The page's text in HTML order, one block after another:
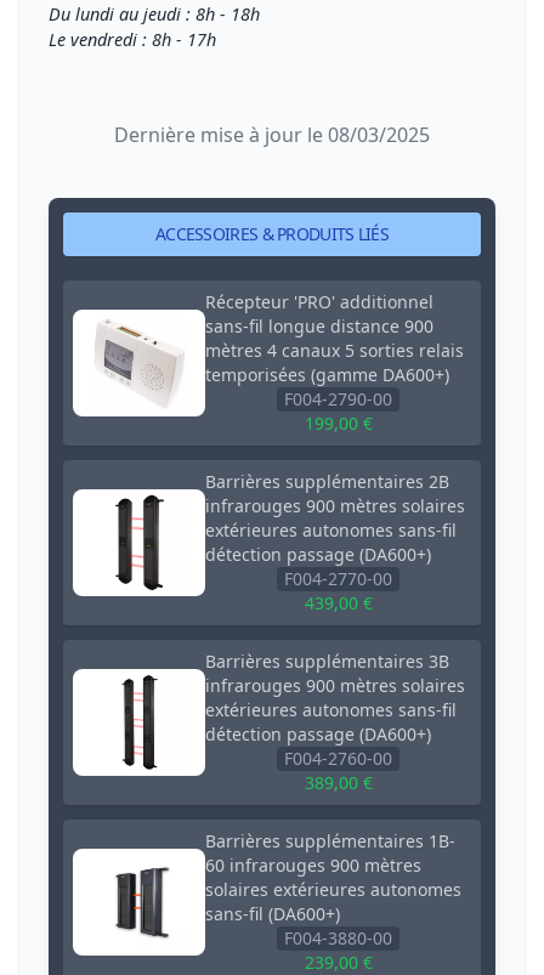
ACCESSOIRES & PRODUITS LIÉS
Récepteur 'PRO' additionnel
sans-fil longue distance 900
mètres 4 canaux 5 sorties relais
temporisées (gamme DA600+)
F004-2790-00
199,00 €
Barrières supplémentaires 2B
infrarouges 900 mètres solaires
extérieures autonomes sans-fil
détection passage (DA600+)
F004-2770-00
439,00 €
Barrières supplémentaires 3B
infrarouges 900 mètres solaires
extérieures autonomes sans-fil
détection passage (DA600+)
F004-2760-00
389,00 €
Barrières supplémentaires 1B-
60 infrarouges 900 mètres
solaires extérieures autonomes
sans-fil (DA600+)
F004-3880-00
239,00 €
Du lundi au jeudi : 8h - 18h
Le vendredi : 8h - 17h
Dernière mise à jour le 08/03/2025